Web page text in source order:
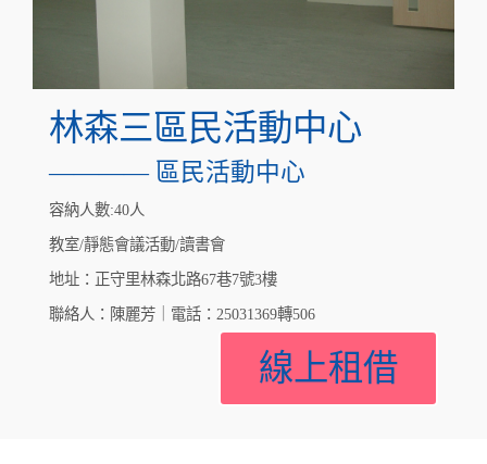
林森三區民活動中心
———— 區民活動中心
容納人數:40人
教室/靜態會議活動/讀書會
地址：正守里林森北路67巷7號3樓
聯絡人：陳麗芳｜電話：25031369轉506
線上租借